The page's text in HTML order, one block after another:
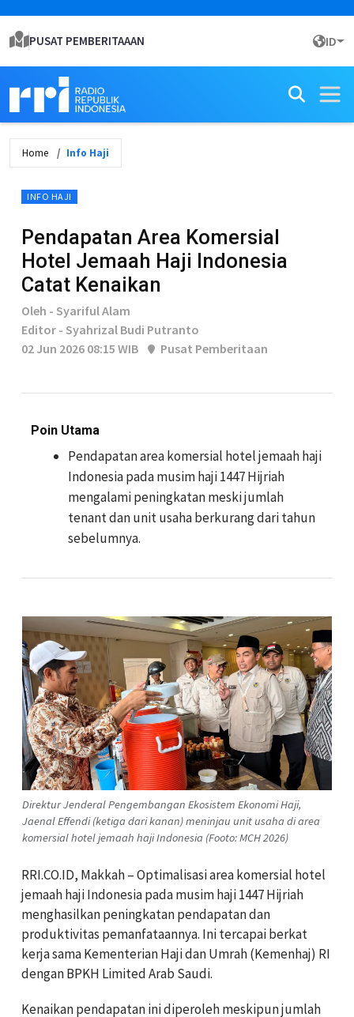
PUSAT PEMBERITAAAN ID
Home Info Haji
INFO HAJI
Pendapatan Area Komersial
Hotel Jemaah Haji Indonesia
Catat Kenaikan
Oleh - Syariful Alam
Editor - Syahrizal Budi Putranto
02 Jun 2026 08:15 WIB
Pusat Pemberitaan
Poin Utama
Pendapatan area komersial hotel jemaah haji
Indonesia pada musim haji 1447 Hijriah
mengalami peningkatan meski jumlah
tenant dan unit usaha berkurang dari tahun
sebelumnya.
Direktur Jenderal Pengembangan Ekosistem Ekonomi Haji,
Jaenal Effendi (ketiga dari kanan) meninjau unit usaha di area
komersial hotel jemaah haji Indonesia (Footo: MCH 2026)
RRI.CO.ID, Makkah – Optimalisasi area komersial hotel
jemaah haji Indonesia pada musim haji 1447 Hijriah
menghasilkan peningkatan pendapatan dan
produktivitas pemanfataannya. Ini tercapai berkat
kerja sama Kementerian Haji dan Umrah (Kemenhaj) RI
dengan BPKH Limited Arab Saudi.
Kenaikan pendapatan ini diperoleh meskipun jumlah